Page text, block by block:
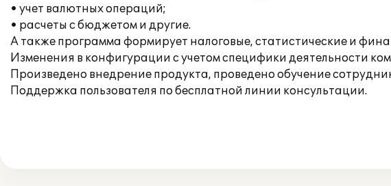
• учет валютных операций;
• расчеты с бюджетом и другие.
А также программа формирует налоговые, статистические и
Изменения в конфигурации с учетом специфики деятельности
Произведено внедрение продукта, проведено обучение
Поддержка пользователя по бесплатной линии консультации.